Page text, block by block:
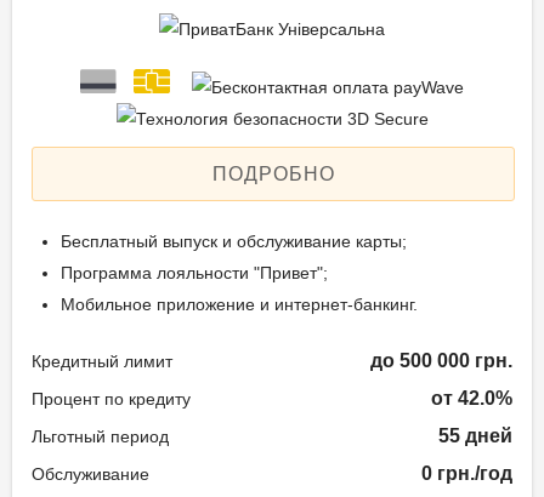
ПОДРОБНО
Бесплатный выпуск и обслуживание карты;
Программа лояльности "Привет";
Мобильное приложение и интернет-банкинг.
Кредитный лимит до 500 000 грн.
Процент по кредиту от 42.0%
Льготный период 55 дней
Обслуживание 0 грн./год